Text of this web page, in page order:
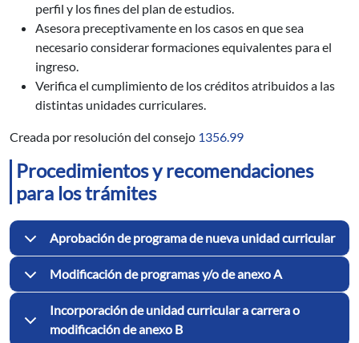
perfil y los fines del plan de estudios.
Asesora preceptivamente en los casos en que sea
necesario considerar formaciones equivalentes para el
ingreso.
Verifica el cumplimiento de los créditos atribuidos a las
distintas unidades curriculares.
Creada por resolución del consejo 1356.99
Procedimientos y recomendaciones
para los trámites
Aprobación de programa de nueva unidad curricular
Modificación de programas y/o de anexo A
Incorporación de unidad curricular a carrera o
modificación de anexo B